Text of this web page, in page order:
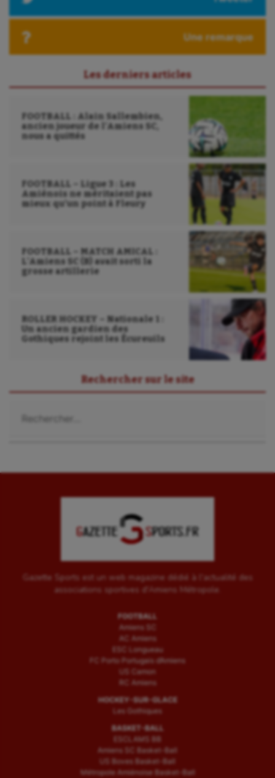
Roller-derby
Sauvetage sportif
Sport adapté
Sport handicap
Sport santé
Sport-santé
Triathlon
UNSS
Voile
Water-polo
Une remarque
Les derniers articles
FOOTBALL : Alain Sallembien,
ancien joueur de l’Amiens SC,
nous a quittés
FOOTBALL – Ligue 3 : Les
Amiénois ne méritaient pas
mieux qu’un point à Fleury
FOOTBALL – MATCH AMICAL :
L’Amiens SC (B) avait sorti la
grosse artillerie
ROLLER HOCKEY – Nationale 1 :
Un ancien gardien des
Gothiques rejoint les Écureuils
Rechercher sur le site
Gazette Sports est un web magazine dédié à l'actualité des
associations sportives d'Amiens Métropole.
FOOTBALL
Amiens SC
AC Amiens
ESC Longueau
FC Porto Portugais d’Amiens
US Camon
RC Amiens
HOCKEY-SUR-GLACE
Les Gothiques
BASKET-BALL
ESCLAMS BB
Amiens SC Basket-Ball
US Boves Basket-Ball
Métropole Amiénoise Basket-Ball